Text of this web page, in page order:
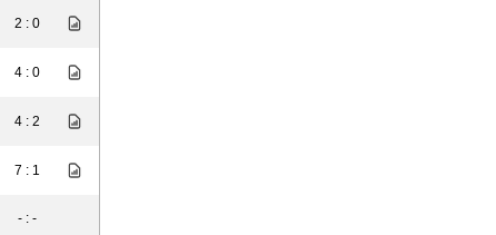
2 : 0
4 : 0
4 : 2
7 : 1
- : -